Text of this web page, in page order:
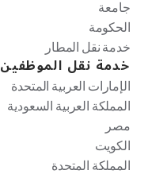
جامعة
الحكومة
خدمة نقل المطار
خدمة نقل الموظفين
الإمارات العربية المتحدة
المملكة العربية السعودية
مصر
الكويت
المملكة المتحدة